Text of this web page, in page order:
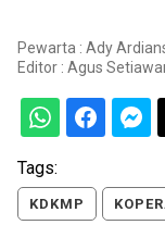
Pewarta : Ady
Editor : Agus
Tags:
KDKMP